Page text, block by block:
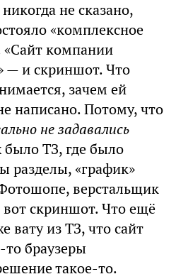
не сказано,
«комплексное
«Сайт компании
— и скриншот. Что
зачем ей
написано. Потому, что
не задавались
было ТЗ, где было
разделы, «график»
верстальщик
вот скриншот. Что ещё
вату из ТЗ, что сайт
браузеры
такое-то.